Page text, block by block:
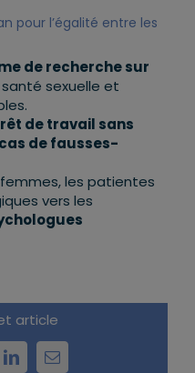
pour l’égalité entre les
de recherche sur
sexuelle et
de travail sans
de fausses-
les patientes
vers les
article
LinkedInEmail